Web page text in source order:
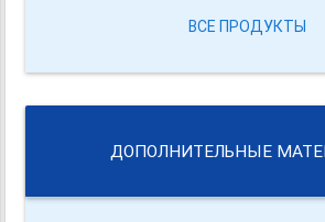
ВСЕ ПРОДУКТЫ
ДОПОЛНИТЕЛЬНЫЕ